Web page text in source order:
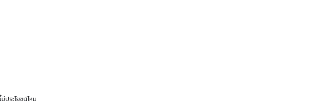
ประโยชน์ไหม